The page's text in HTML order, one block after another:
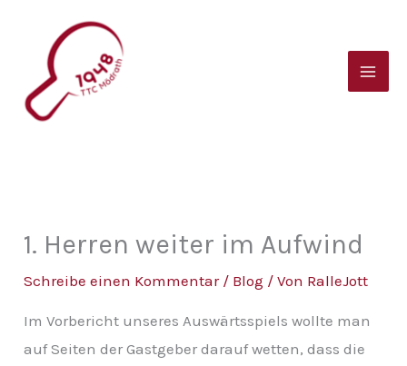
springen
1. Herren weiter im Aufwind
Schreibe einen Kommentar / Blog / Von RalleJott
Im Vorbericht unseres Auswärtsspiels wollte man
auf Seiten der Gastgeber darauf wetten, dass die
t
c
h